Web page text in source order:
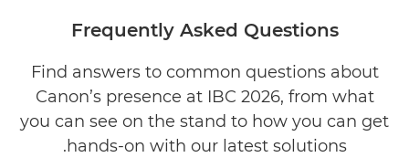
Frequently Asked Questions
Find answers to common questions about
Canon’s presence at IBC 2026, from what
you can see on the stand to how you can get
hands-on with our latest solutions.